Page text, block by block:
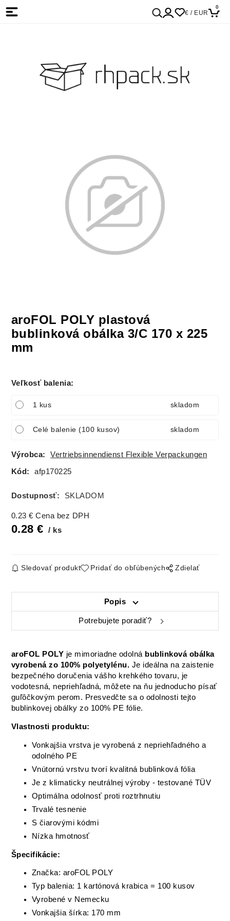
€ / EUR
0
aroFOL POLY plastová
bublinková obálka 3/C 170 x 225
mm
Veľkosť balenia:
1 kus skladom
Celé balenie (100 kusov) skladom
Výrobca: Vertriebsinnendienst Flexible Verpackungen
Kód: afp170225
Dostupnosť: SKLADOM
0.23 €Cena bez DPH
0.28 € ks
Sledovať produkt Pridať do obľúbených Zdielať
Popis
Potrebujete poradiť?
aroFOL POLY je mimoriadne odolná bublinková obálka
vyrobená zo 100% polyetylénu. Je ideálna na zaistenie
bezpečného doručenia vášho krehkého tovaru, je
vodotesná, nepriehľadná, môžete na ňu jednoducho písať
guľôčkovým perom. Presvedčte sa o odolnosti tejto
bublinkovej obálky zo 100% PE fólie.
Vlastnosti produktu:
Vonkajšia vrstva je vyrobená z nepriehľadného a
odolného PE
Vnútornú vrstvu tvorí kvalitná bublinková fólia
Je z klimaticky neutrálnej výroby - testované TÜV
Optimálna odolnosť proti roztrhnutiu
Trvalé tesnenie
S čiarovými kódmi
Nízka hmotnosť
Špecifikácie:
Značka: aroFOL POLY
Typ balenia: 1 kartónová krabica = 100 kusov
Vyrobené v Nemecku
Vonkajšia šírka: 170 mm